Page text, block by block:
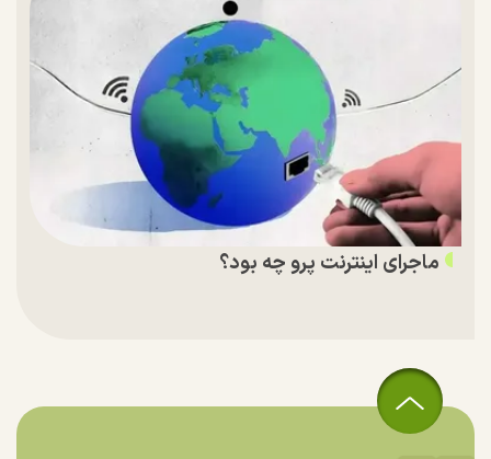
ماجرای اینترنت پرو چه بود؟